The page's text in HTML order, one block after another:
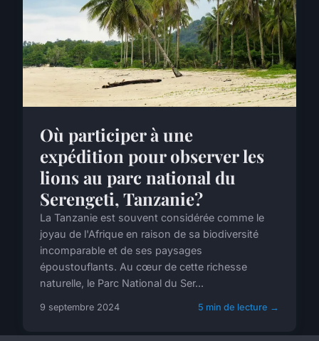
Où participer à une
expédition pour observer les
lions au parc national du
Serengeti, Tanzanie?
La Tanzanie est souvent considérée comme le
joyau de l'Afrique en raison de sa biodiversité
incomparable et de ses paysages
époustouflants. Au cœur de cette richesse
naturelle, le Parc National du Ser...
9 septembre 2024 5 min de lecture →